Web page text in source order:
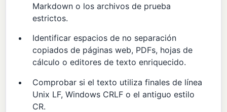
Markdown o los archivos de prueba
estrictos.
Identificar espacios de no separación
copiados de páginas web, PDFs, hojas de
cálculo o editores de texto enriquecido.
Comprobar si el texto utiliza finales de línea
Unix LF, Windows CRLF o el antiguo estilo
CR.